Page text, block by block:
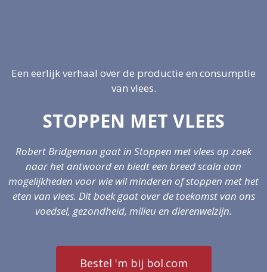
Een eerlijk verhaal over de productie en consumptie
van vlees.
STOPPEN MET VLEES
Robert Bridgeman gaat in Stoppen met vlees op zoek
naar het antwoord en biedt een breed scala aan
mogelijkheden voor wie wil minderen of stoppen met het
eten van vlees. Dit boek gaat over de toekomst van ons
voedsel, gezondheid, milieu en dierenwelzijn.
Bestel 'm bij bol.com